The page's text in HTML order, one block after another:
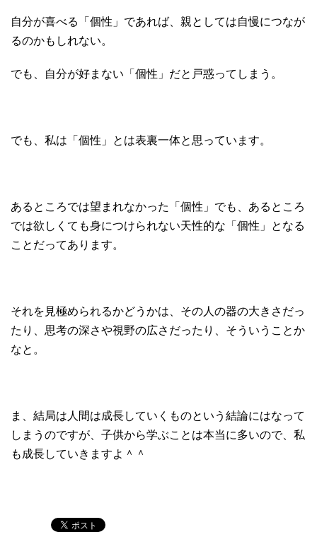
自分が喜べる「個性」であれば、親としては自慢につなが
るのかもしれない。
でも、自分が好まない「個性」だと戸惑ってしまう。
でも、私は「個性」とは表裏一体と思っています。
あるところでは望まれなかった「個性」でも、あるところ
では欲しくても身につけられない天性的な「個性」となる
ことだってあります。
それを見極められるかどうかは、その人の器の大きさだっ
たり、思考の深さや視野の広さだったり、そういうことか
なと。
ま、結局は人間は成長していくものという結論にはなって
しまうのですが、子供から学ぶことは本当に多いので、私
も成長していきますよ＾＾